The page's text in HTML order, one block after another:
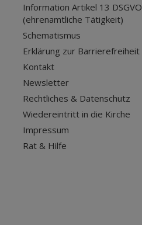
Information Artikel 13 DSGVO
(ehrenamtliche Tätigkeit)
Schematismus
Erklärung zur Barrierefreiheit
Kontakt
Newsletter
Rechtliches & Datenschutz
Wiedereintritt in die Kirche
Impressum
Rat & Hilfe